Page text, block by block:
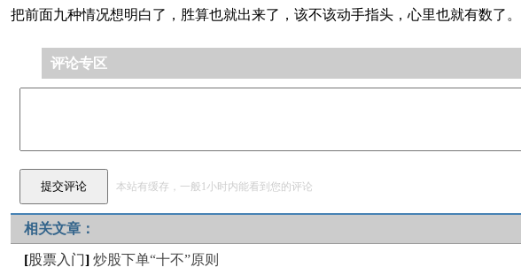
把前面九种情况想明白了，胜算也就出来了，该不该动手指头，心里也就有数了。
评论专区
本站有缓存，一般1小时内能看到您的评论
相关文章：
[股票入门] 炒股下单“十不”原则